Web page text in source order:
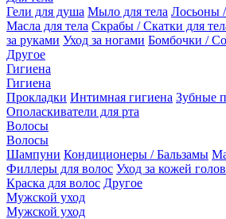
Гели для душа Мыло для тела Лосьоны
Масла для тела Скрабы / Скатки для
за руками Уход за ногами Бомбочки /
Другое
Гигиена
Гигиена
Прокладки Интимная гигиена Зубные
Ополаскиватели для рта
Волосы
Волосы
Шампуни Кондиционеры / Бальзамы
Филлеры для волос Уход за кожей
Краска для волос Другое
Мужской уход
Мужской уход